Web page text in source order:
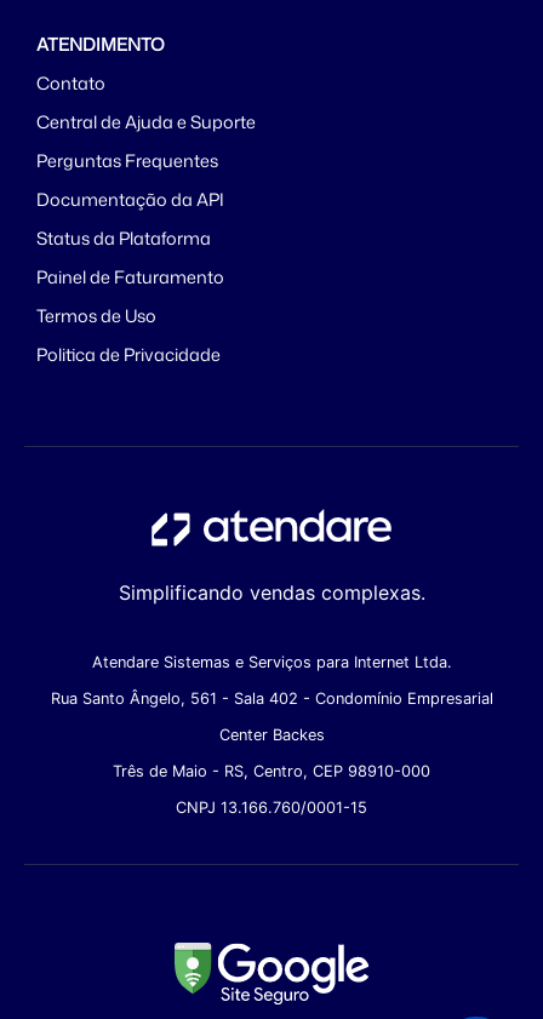
ATENDIMENTO
Contato
Central de Ajuda e Suporte
Perguntas Frequentes
Documentação da API
Status da Plataforma
Painel de Faturamento
Termos de Uso
Politica de Privacidade
Simplificando vendas complexas.
Atendare Sistemas e Serviços para Internet Ltda.
Rua Santo Ângelo, 561 - Sala 402 - Condomínio Empresarial
Center Backes
Três de Maio - RS, Centro, CEP 98910-000
CNPJ 13.166.760/0001-15